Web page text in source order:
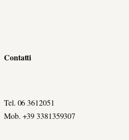
Contatti
Tel. 06 3612051
Mob. +39 3381359307